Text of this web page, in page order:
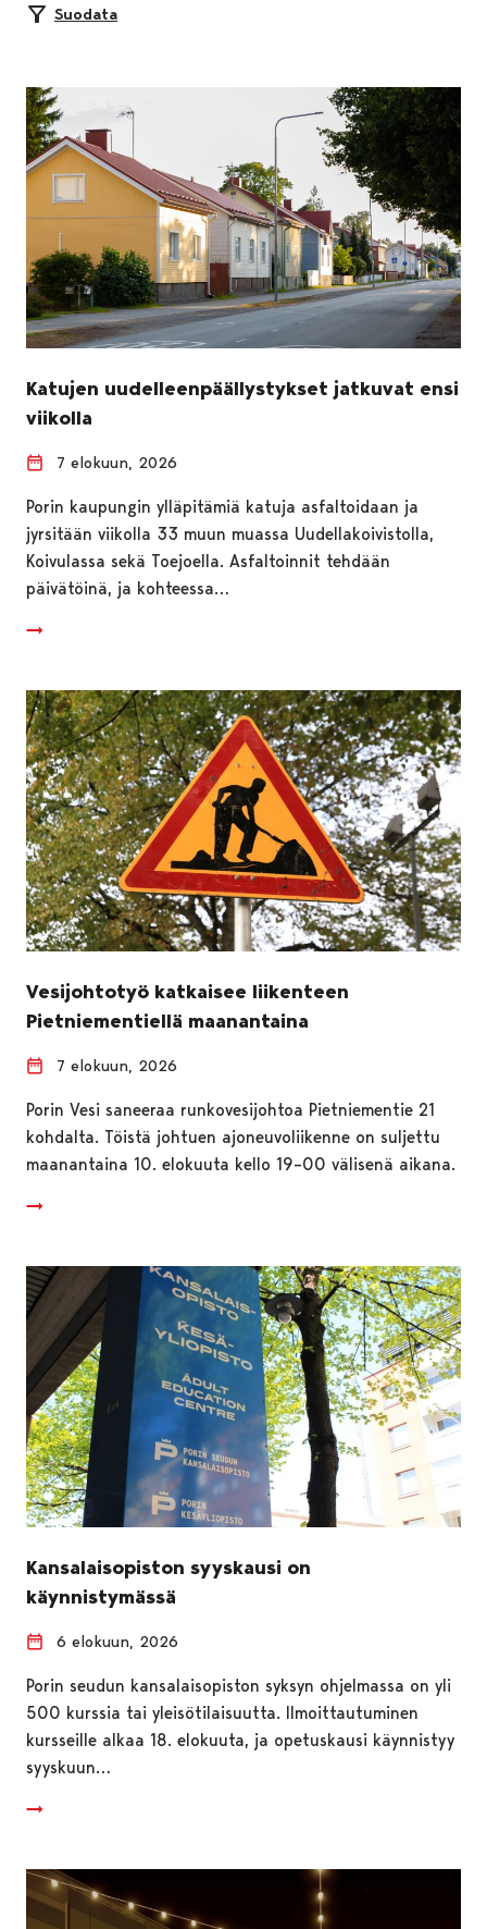
Suodata
Katujen uudelleenpäällystykset jatkuvat ensi
viikolla
7 elokuun, 2026
Porin kaupungin ylläpitämiä katuja asfaltoidaan ja
jyrsitään viikolla 33 muun muassa Uudellakoivistolla,
Koivulassa sekä Toejoella. Asfaltoinnit tehdään
päivätöinä, ja kohteessa…
Vesijohtotyö katkaisee liikenteen
Pietniementiellä maanantaina
7 elokuun, 2026
Porin Vesi saneeraa runkovesijohtoa Pietniementie 21
kohdalta. Töistä johtuen ajoneuvoliikenne on suljettu
maanantaina 10. elokuuta kello 19–00 välisenä aikana.
Kansalaisopiston syyskausi on
käynnistymässä
6 elokuun, 2026
Porin seudun kansalaisopiston syksyn ohjelmassa on yli
500 kurssia tai yleisötilaisuutta. Ilmoittautuminen
kursseille alkaa 18. elokuuta, ja opetuskausi käynnistyy
syyskuun…